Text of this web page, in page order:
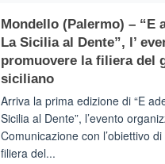
messaggi
di
CASTIGLIONE
DI
SICILIA
(Ct)
Il
Borgo
del
Mondello (Palermo) – “E
La Sicilia al Dente”, l’
promuovere la filiera del
siciliano
Arriva la prima edizione di “E
Sicilia al Dente”, l’evento
Comunicazione con l’obiettivo
filiera del...